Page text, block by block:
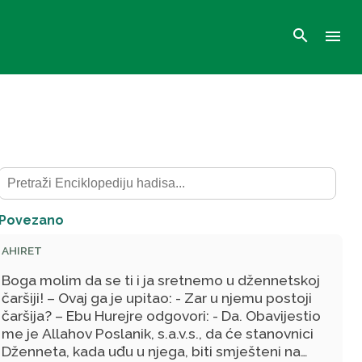
search menu
Povezano
AHIRET
Boga molim da se ti i ja sretnemo u džennetskoj
čaršiji! – Ovaj ga je upitao: - Zar u njemu postoji
čaršija? – Ebu Hurejre odgovori: - Da. Obavijestio
me je Allahov Poslanik, s.a.v.s., da će stanovnici
Dženneta, kada uđu u njega, biti smješteni na